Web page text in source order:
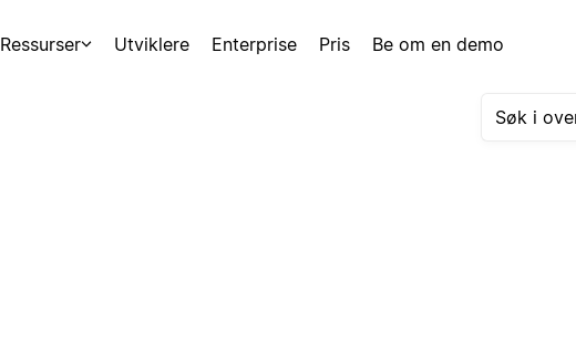
Ressurser Utviklere Enterprise Pris Be om en demo